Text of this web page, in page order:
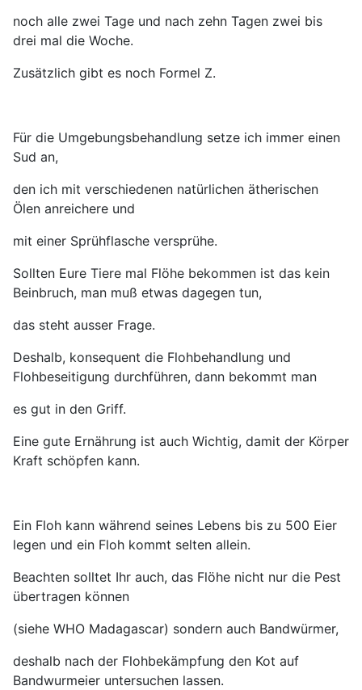
noch alle zwei Tage und nach zehn Tagen zwei bis
drei mal die Woche.
Zusätzlich gibt es noch Formel Z.
Für die Umgebungsbehandlung setze ich immer einen
Sud an,
den ich mit verschiedenen natürlichen ätherischen
Ölen anreichere und
mit einer Sprühflasche versprühe.
Sollten Eure Tiere mal Flöhe bekommen ist das kein
Beinbruch, man muß etwas dagegen tun,
das steht ausser Frage.
Deshalb, konsequent die Flohbehandlung und
Flohbeseitigung durchführen, dann bekommt man
es gut in den Griff.
Eine gute Ernährung ist auch Wichtig, damit der Körper
Kraft schöpfen kann.
Ein Floh kann während seines Lebens bis zu 500 Eier
legen und ein Floh kommt selten allein.
Beachten solltet Ihr auch, das Flöhe nicht nur die Pest
übertragen können
(siehe WHO Madagascar) sondern auch Bandwürmer,
deshalb nach der Flohbekämpfung den Kot auf
Bandwurmeier untersuchen lassen.